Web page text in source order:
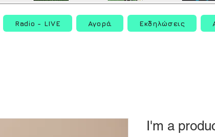
Radio - LIVE Αγορά Εκδηλώσεις
I'm a